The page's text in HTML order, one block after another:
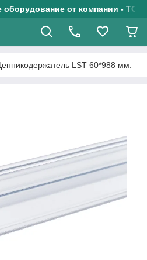
оборудование от компании - ТОО
LST 60*988 мм.